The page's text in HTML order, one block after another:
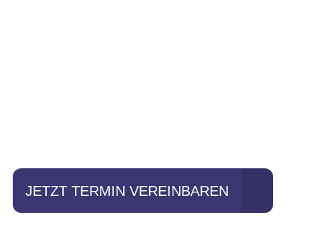
JETZT TERMIN VEREINBAREN